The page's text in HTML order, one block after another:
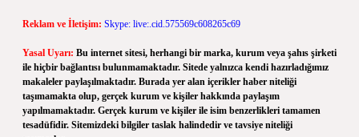
Reklam ve İletişim: Skype: live:.cid.575569c608265c69
Yasal Uyarı: Bu internet sitesi, herhangi bir marka, kurum veya şahıs şirketi
ile hiçbir bağlantısı bulunmamaktadır. Sitede yalnızca kendi hazırladığımız
makaleler paylaşılmaktadır. Burada yer alan içerikler haber niteliği
taşımamakta olup, gerçek kurum ve kişiler hakkında paylaşım
yapılmamaktadır. Gerçek kurum ve kişiler ile isim benzerlikleri tamamen
tesadüfidir. Sitemizdeki bilgiler taslak halindedir ve tavsiye niteliği